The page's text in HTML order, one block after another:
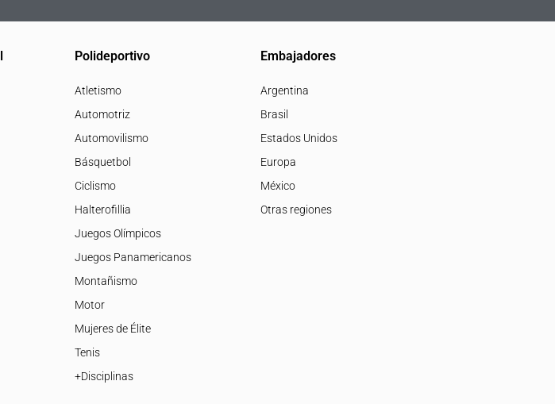
Polideportivo
Atletismo
Automotriz
Automovilismo
Básquetbol
Ciclismo
Halterofillia
Juegos Olímpicos
Juegos Panamericanos
Montañismo
Motor
Mujeres de Élite
Tenis
+Disciplinas
Embajadores
Argentina
Brasil
Estados Unidos
Europa
México
Otras regiones